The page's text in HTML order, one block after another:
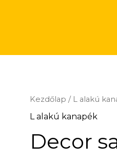
Kezdőlap / L alakú
L alakú kanapék
Decor